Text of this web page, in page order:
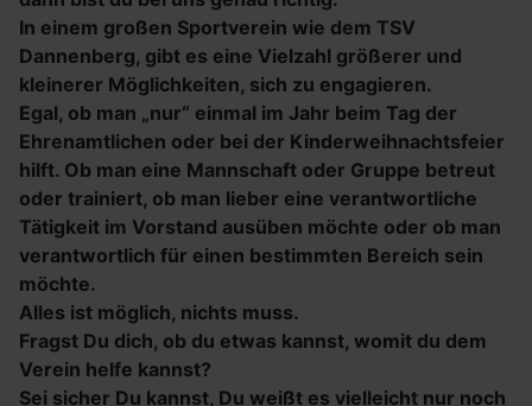
In einem großen Sportverein wie dem TSV
Dannenberg, gibt es eine Vielzahl größerer und
kleinerer Möglichkeiten, sich zu engagieren.
Egal, ob man „nur“ einmal im Jahr beim Tag der
Ehrenamtlichen oder bei der Kinderweihnachtsfeier
hilft. Ob man eine Mannschaft oder Gruppe betreut
oder trainiert, ob man lieber eine verantwortliche
Tätigkeit im Vorstand ausüben möchte oder ob man
verantwortlich für einen bestimmten Bereich sein
möchte.
Alles ist möglich, nichts muss.
Fragst Du dich, ob du etwas kannst, womit du dem
Verein helfe kannst?
Sei sicher Du kannst, Du weißt es vielleicht nur noch